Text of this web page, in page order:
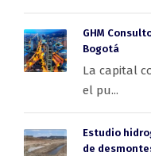
GHM
Bogotá
La capital
el pu...
Estudio
de